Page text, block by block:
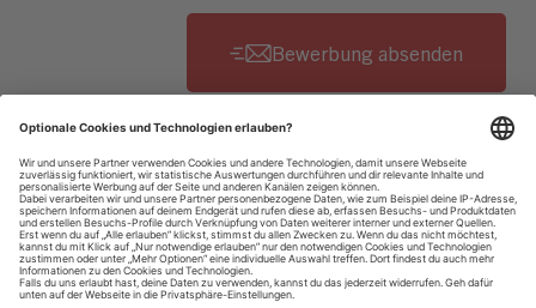
Datenschutzhinweise
Impressum